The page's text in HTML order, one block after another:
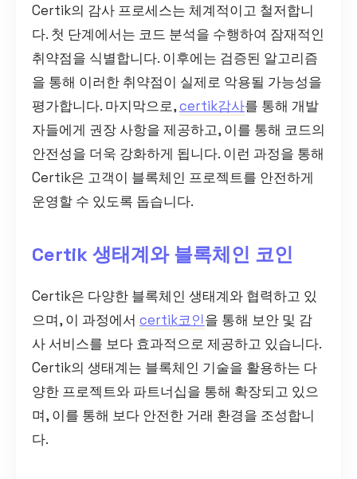
Certik의 감사 프로세스는 체계적이고 철저합니
다. 첫 단계에서는 코드 분석을 수행하여 잠재적인
취약점을 식별합니다. 이후에는 검증된 알고리즘
을 통해 이러한 취약점이 실제로 악용될 가능성을
평가합니다. 마지막으로,certik감사를 통해 개발
자들에게 권장 사항을 제공하고, 이를 통해 코드의
안전성을 더욱 강화하게 됩니다. 이런 과정을 통해
Certik은 고객이 블록체인 프로젝트를 안전하게
운영할 수 있도록 돕습니다.
Certik 생태계와 블록체인 코인
Certik은 다양한 블록체인 생태계와 협력하고 있
으며, 이 과정에서 certik코인을 통해 보안 및 감
사 서비스를 보다 효과적으로 제공하고 있습니다.
Certik의 생태계는 블록체인 기술을 활용하는 다
양한 프로젝트와 파트너십을 통해 확장되고 있으
며, 이를 통해 보다 안전한 거래 환경을 조성합니
다.